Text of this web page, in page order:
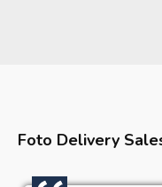
Foto Delivery